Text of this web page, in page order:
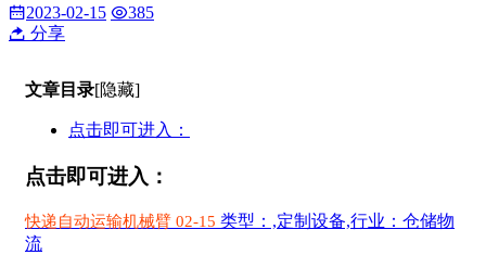
2023-02-15
385
分享
文章目录[隐藏]
点击即可进入：
点击即可进入：
快递自动运输机械臂 02-15 类型：,定制设备,行业：仓储物
流